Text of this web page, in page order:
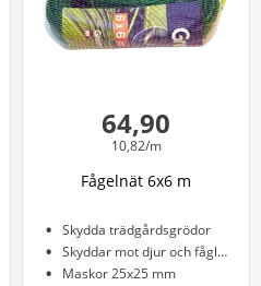
64,90
10,82/m
Fågelnät 6x6 m
Skydda trädgårdsgrödor
Skyddar mot djur och fåglar
Maskor 25x25 mm